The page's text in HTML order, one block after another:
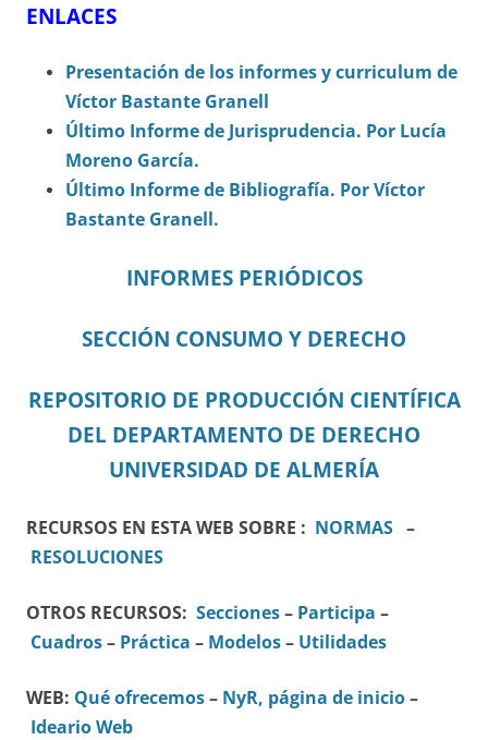
ENLACES
Presentación de los informes y curriculum de
Víctor Bastante Granell
Último Informe de Jurisprudencia. Por Lucía
Moreno García.
Último Informe de Bibliografía. Por Víctor
Bastante Granell.
INFORMES PERIÓDICOS
SECCIÓN CONSUMO Y DERECHO
REPOSITORIO DE PRODUCCIÓN CIENTÍFICA
DEL DEPARTAMENTO DE DERECHO
UNIVERSIDAD DE ALMERÍA
RECURSOS EN ESTA WEB SOBRE : NORMAS –
RESOLUCIONES
OTROS RECURSOS: Secciones– Participa –
Cuadros– Práctica – Modelos– Utilidades
WEB: Qué ofrecemos– NyR, página de inicio–
Ideario Web